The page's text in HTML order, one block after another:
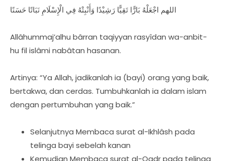
اللهم اجْعَلْهُ بَارًّا تَقِيًّا رَشِيْدًا وَأَنْبِتْهُ فِي الْإِسْلَامِ نَبَاتًا حَسَنًا
Allâhummaj’alhu bârran taqiyyan rasyîdan wa-anbit-
hu fil islâmi nabâtan hasanan.
Artinya: “Ya Allah, jadikanlah ia (bayi) orang yang baik,
bertakwa, dan cerdas. Tumbuhkanlah ia dalam islam
dengan pertumbuhan yang baik.”
Selanjutnya Membaca surat al-Ikhlâsh pada
telinga bayi sebelah kanan
Kemudian Membaca surat al-Qadr pada telinga